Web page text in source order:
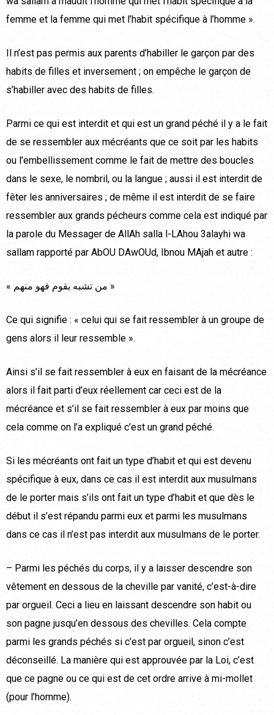
femme et la femme qui met l’habit spécifique à l’homme ».
Il n’est pas permis aux parents d’habiller le garçon par des
habits de filles et inversement ; on empêche le garçon de
s’habiller avec des habits de filles.
Parmi ce qui est interdit et qui est un grand péché il y a le fait
de se ressembler aux mécréants que ce soit par les habits
ou l’embellissement comme le fait de mettre des boucles
dans le sexe, le nombril, ou la langue ; aussi il est interdit de
fêter les anniversaires ; de même il est interdit de se faire
ressembler aux grands pécheurs comme cela est indiqué par
la parole du Messager de AllAh salla l-LAhou 3alayhi wa
sallam rapporté par AbOU DAwOUd, Ibnou MAjah et autre :
« من تشبه بقوم فهو منهم »
Ce qui signifie : « celui qui se fait ressembler à un groupe de
gens alors il leur ressemble ».
Ainsi s’il se fait ressembler à eux en faisant de la mécréance
alors il fait parti d’eux réellement car ceci est de la
mécréance et s’il se fait ressembler à eux par moins que
cela comme on l’a expliqué c’est un grand péché.
Si les mécréants ont fait un type d’habit et qui est devenu
spécifique à eux, dans ce cas il est interdit aux musulmans
de le porter mais s’ils ont fait un type d’habit et que dès le
début il s’est répandu parmi eux et parmi les musulmans
dans ce cas il n’est pas interdit aux musulmans de le porter.
– Parmi les péchés du corps, il y a laisser descendre son
vêtement en dessous de la cheville par vanité, c’est-à-dire
par orgueil. Ceci a lieu en laissant descendre son habit ou
son pagne jusqu’en dessous des chevilles. Cela compte
parmi les grands péchés si c’est par orgueil, sinon c’est
déconseillé. La manière qui est approuvée par la Loi, c’est
que ce pagne ou ce qui est de cet ordre arrive à mi-mollet
(pour l’homme).